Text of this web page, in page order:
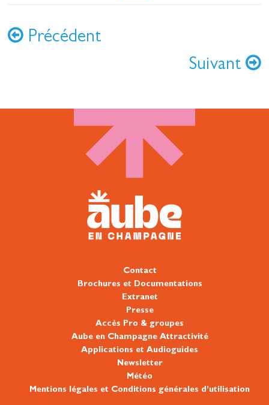
Précédent
Suivant
Contact
Brochures et Documentations
Extranet
Presse
Accès Pro & groupes
Aube en Champagne Attractivité
Applications et Audioguides
Newsletter
Météo
Mentions légales et Conditions générales d’utilisation